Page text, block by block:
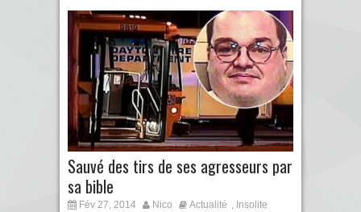
Sauvé des tirs de ses agresseurs par
sa bible
Fév 27, 2014 Nico Actualité , Insolite